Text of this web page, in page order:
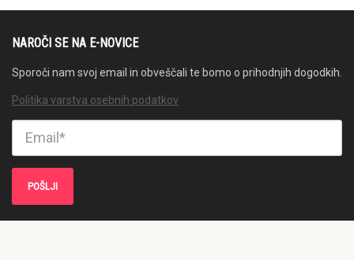
NAROČI SE NA E-NOVICE
Sporoči nam svoj email in obveščali te bomo o prihodnjih dogodkih.
Politika varstva osebnih podatkov